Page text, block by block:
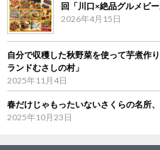
回「川口×絶品グルメビ
2026年4月15日
自分で収穫した秋野菜を使って芋煮作
ランドむさしの村」
2025年11月4日
春だけじゃもったいないさくらの名所
2025年10月23日